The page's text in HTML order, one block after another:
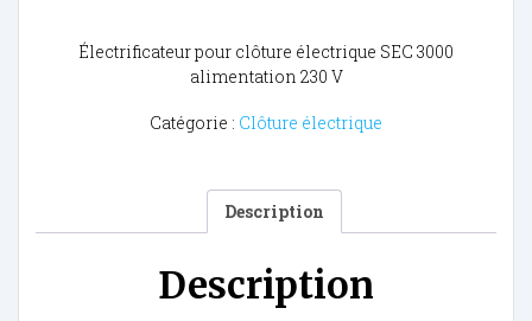
Électrificateur pour clôture électrique SEC 3000
alimentation 230 V
Catégorie : Clôture électrique
Description
Description